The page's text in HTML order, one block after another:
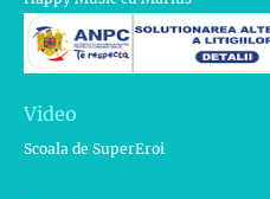
Video
Scoala de SuperEroi